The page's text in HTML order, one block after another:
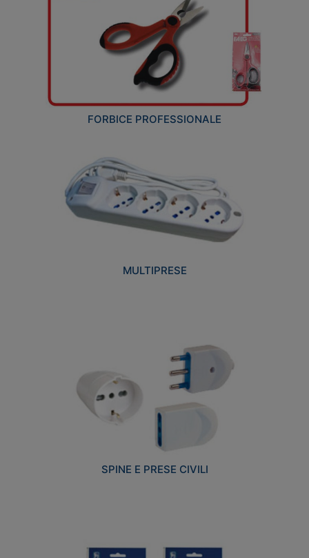
FORBICE PROFESSIONALE
MULTIPRESE
SPINE E PRESE CIVILI